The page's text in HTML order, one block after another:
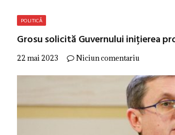
POLITICĂ
Grosu solicită Guvernului inițierea
22 mai 2023 Niciun comentariu